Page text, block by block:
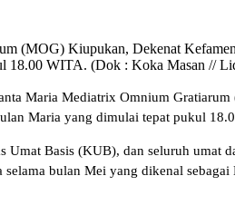
(MOG) Kiupukan, Dekenat
18.00 WITA. (Dok : Koka Masan //
Maria Mediatrix Omnium
Maria yang dimulai tepat pukul
Umat Basis (KUB), dan seluruh umat
bulan Mei yang dikenal